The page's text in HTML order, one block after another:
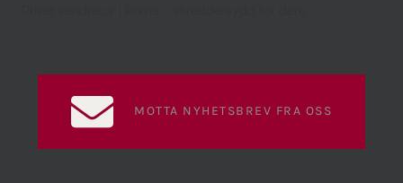
MOTTA NYHETSBREV FRA OSS